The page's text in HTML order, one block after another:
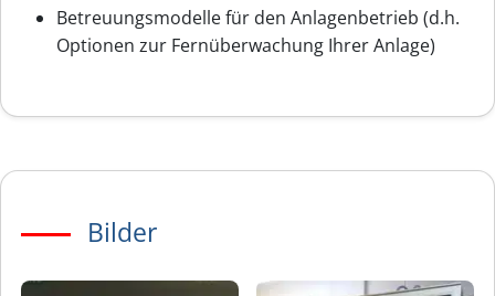
Betreuungsmodelle für den Anlagenbetrieb (d.h.
Optionen zur Fernüberwachung Ihrer Anlage)
Bilder